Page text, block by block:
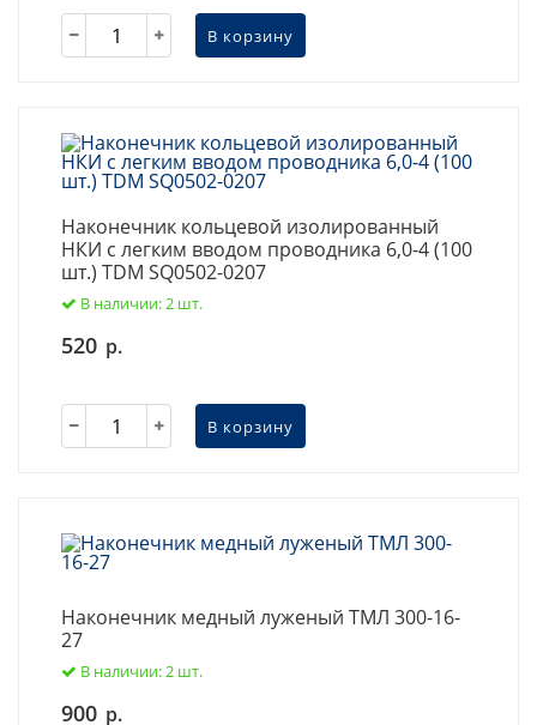
В корзину
Наконечник кольцевой изолированный
НКИ с легким вводом проводника 6,0-4 (100
шт.) TDM SQ0502-0207
В наличии: 2 шт.
520 р.
В корзину
Наконечник медный луженый ТМЛ 300-16-
27
В наличии: 2 шт.
900 р.